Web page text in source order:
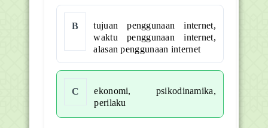
B
tujuan penggunaan internet,
waktu penggunaan internet,
alasan penggunaan internet
C
ekonomi, psikodinamika,
perilaku